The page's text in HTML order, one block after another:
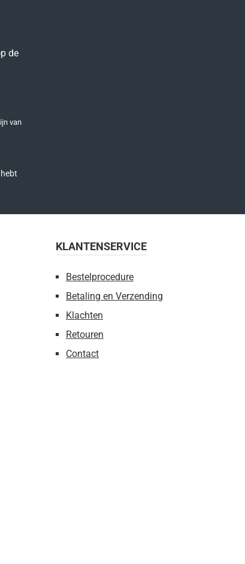
de
van
hebt
KLANTENSERVICE
Bestelprocedure
Betaling en Verzending
Klachten
Retouren
Contact